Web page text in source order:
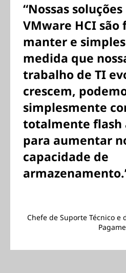
“Nossas
VMware HCI são
manter e
medida que
trabalho de TI
crescem,
simplesmente
totalmente flash
para aumentar
capacidade de
Chefe de Suporte Técnico e